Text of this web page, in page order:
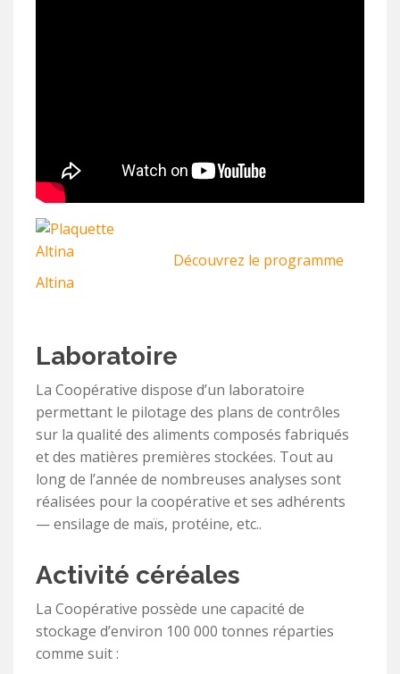
Découvrez le programme
Altina
Laboratoire
La Coopérative dispose d’un laboratoire
permettant le pilotage des plans de contrôles
sur la qualité des aliments composés fabriqués
et des matières premières stockées. Tout au
long de l’année de nombreuses analyses sont
réalisées pour la coopérative et ses adhérents
— ensilage de maïs, protéine, etc..
Activité céréales
La Coopérative possède une capacité de
stockage d’environ 100 000 tonnes réparties
comme suit :